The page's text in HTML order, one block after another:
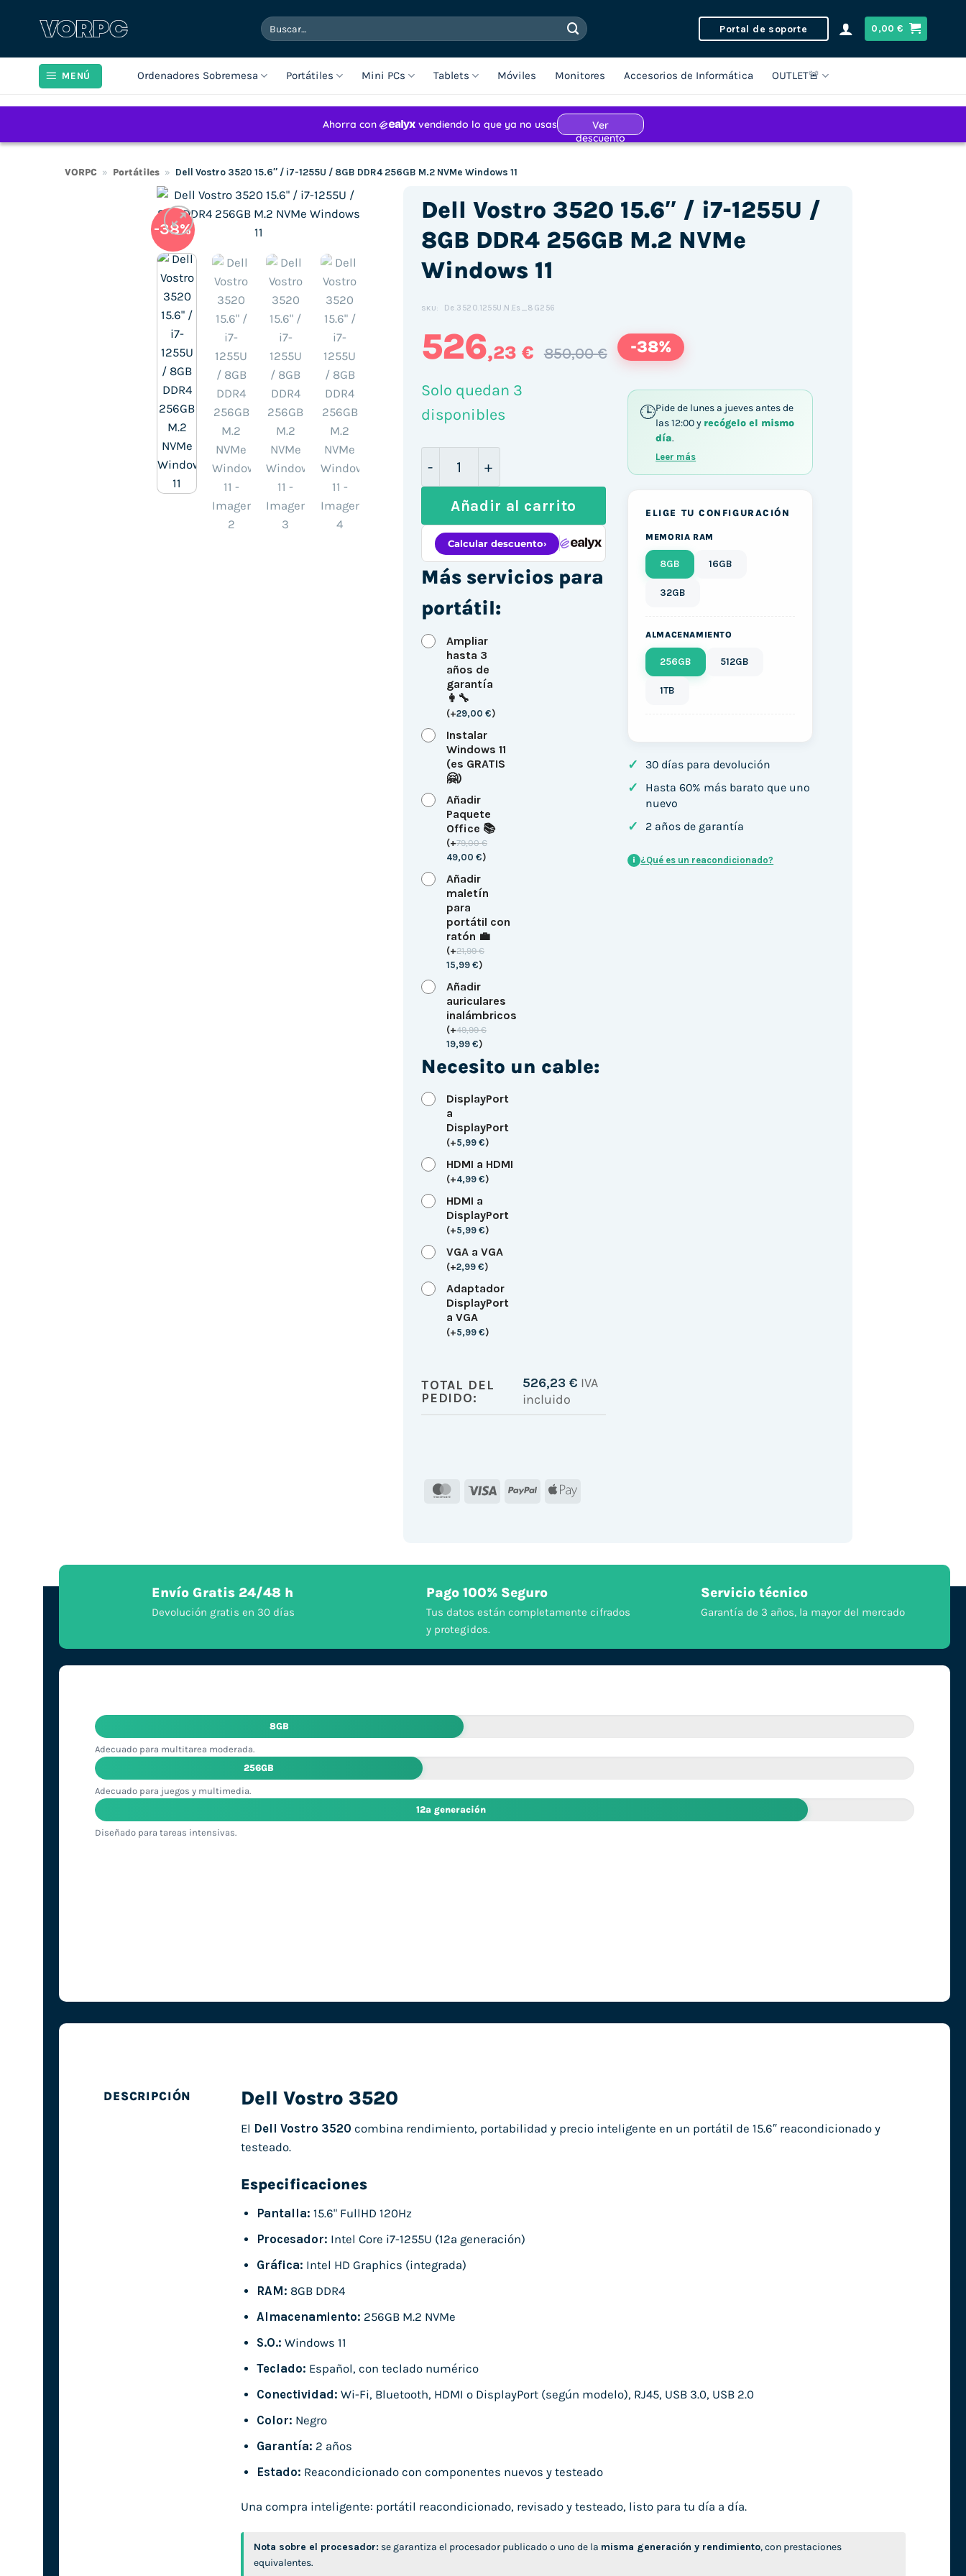
Buscar
por:
Portal de soporte 0,00€
MENÚ Ordenadores Sobremesa Portátiles Mini PCs Tablets Móviles Monitores Accesorios de Informática OUTLET🚨
VORPC » Portátiles » Dell Vostro 3520 15.6″ / i7-1255U / 8GB DDR4 256GB M.2 NVMe Windows 11
-38%
Dell Vostro 3520 15.6″ / i7-1255U /
8GB DDR4 256GB M.2 NVMe
Windows 11
SKU: De.3520.1255U.N.Es_8G256
526,23 € 850,00 € -38%
Solo quedan 3
disponibles
Dell Vostro 3520 15.6" / i7-1255U / 8GB DDR4 256GB M.2 NVMe Windows 11
Añadir al carrito
Más servicios para
portátil:
Ampliar
hasta 3
años de
garantía
👩‍🔧
(+29,00 €)
Instalar
Windows 11
(es GRATIS
🤗)
Añadir
Paquete
Office 📚
(+79,00€
49,00 €)
Añadir
maletín
para
portátil con
ratón 💼
(+21,99€
15,99 €)
Añadir
auriculares
inalámbricos
(+49,99€
19,99 €)
Necesito un cable:
DisplayPort
a
DisplayPort
(+5,99 €)
HDMI a HDMI
(+4,99 €)
HDMI a
DisplayPort
(+5,99 €)
VGA a VGA
(+2,99 €)
Adaptador
DisplayPort
a VGA
(+5,99 €)
TOTAL DEL
PEDIDO:
526,23 € IVA
incluido
MasterCard
Visa PayPal Apple
Pide de lunes a jueves antes de
las 12:00 y recógelo el mismo
día.
Leer más
ELIGE TU CONFIGURACIÓN
MEMORIA RAM
8GB 16GB
32GB
ALMACENAMIENTO
256GB 512GB
1TB
✓ 30 días para devolución
✓
Hasta 60% más barato que uno
nuevo
✓ 2 años de garantía
i ¿Qué es un reacondicionado?
Envío Gratis 24/48 h
Devolución gratis en 30 días
Pago 100% Seguro
Tus datos están completamente cifrados
y protegidos.
Servicio técnico
Garantía de 3 años, la mayor del mercado
8GB
Adecuado para multitarea moderada.
256GB
Adecuado para juegos y multimedia.
12ª generación
Diseñado para tareas intensivas.
DESCRIPCIÓN Dell Vostro 3520
El Dell Vostro 3520 combina rendimiento, portabilidad y precio inteligente en un portátil de 15.6″ reacondicionado y
testeado.
Especificaciones
Pantalla: 15.6" FullHD 120Hz
Procesador: Intel Core i7-1255U (12ª generación)
Gráfica: Intel HD Graphics (integrada)
RAM: 8GB DDR4
Almacenamiento: 256GB M.2 NVMe
S.O.: Windows 11
Teclado: Español, con teclado numérico
Conectividad: Wi-Fi, Bluetooth, HDMI o DisplayPort (según modelo), RJ45, USB 3.0, USB 2.0
Color: Negro
Garantía: 2 años
Estado: Reacondicionado con componentes nuevos y testeado
Una compra inteligente: portátil reacondicionado, revisado y testeado, listo para tu día a día.
Nota sobre el procesador: se garantiza el procesador publicado o uno de la misma generación y rendimiento, con prestaciones
equivalentes.